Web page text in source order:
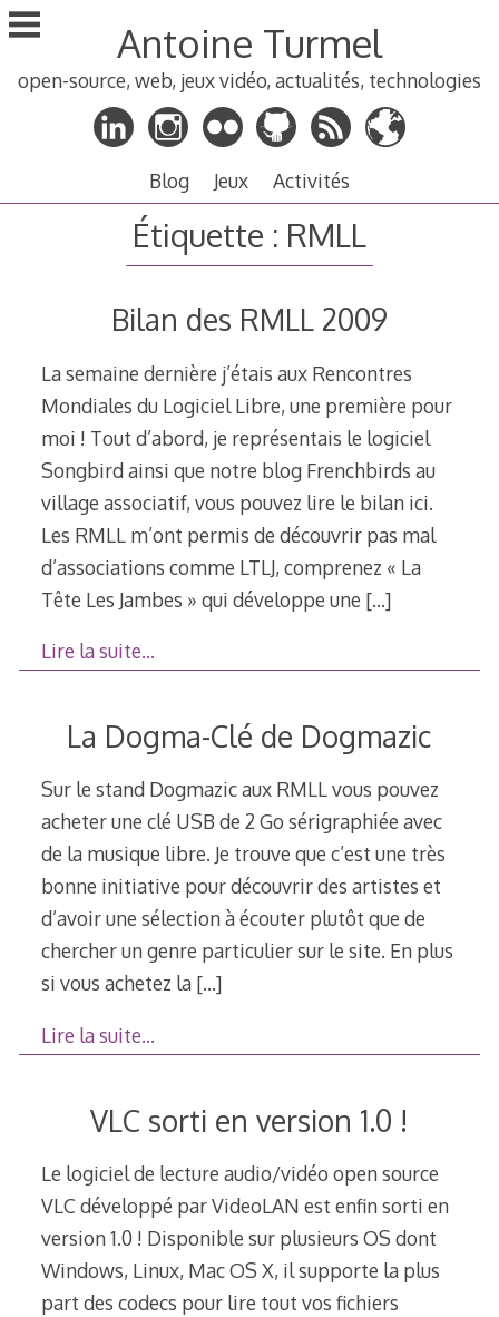
Aller
au
principal
Antoine Turmel
open-source, web, jeux vidéo, actualités, technologies
Blog Jeux Activités
Étiquette : RMLL
Bilan des RMLL 2009
La semaine dernière j’étais aux Rencontres
Mondiales du Logiciel Libre, une première pour
moi ! Tout d’abord, je représentais le logiciel
Songbird ainsi que notre blog Frenchbirds au
village associatif, vous pouvez lire le bilan ici.
Les RMLL m’ont permis de découvrir pas mal
d’associations comme LTLJ, comprenez « La
Tête Les Jambes » qui développe une […]
Lire la suite…
La Dogma-Clé de Dogmazic
Sur le stand Dogmazic aux RMLL vous pouvez
acheter une clé USB de 2 Go sérigraphiée avec
de la musique libre. Je trouve que c’est une très
bonne initiative pour découvrir des artistes et
d’avoir une sélection à écouter plutôt que de
chercher un genre particulier sur le site. En plus
si vous achetez la […]
Lire la suite…
VLC sorti en version 1.0 !
Le logiciel de lecture audio/vidéo open source
VLC développé par VideoLAN est enfin sorti en
version 1.0 ! Disponible sur plusieurs OS dont
Windows, Linux, Mac OS X, il supporte la plus
part des codecs pour lire tout vos fichiers